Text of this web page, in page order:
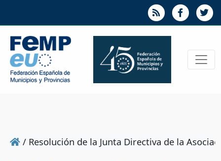
/ Resolución de la Junta Directiva de la